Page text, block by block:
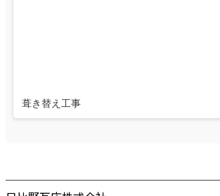
葺き替え工事